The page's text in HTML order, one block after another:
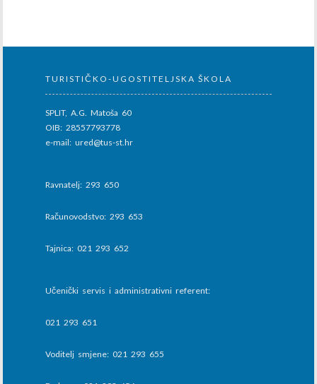
TURISTIČKO-UGOSTITELJSKA ŠKOLA
SPLIT, A.G. Matoša 60
OIB: 28557793778
e-mail: ured@tus-st.hr
Ravnatelj: 293 650
Računovodstvo: 293 653
Tajnica: 021 293 652
Učenički servis i administrativni referent:
021 293 651
Voditelj smjene: 021 293 655